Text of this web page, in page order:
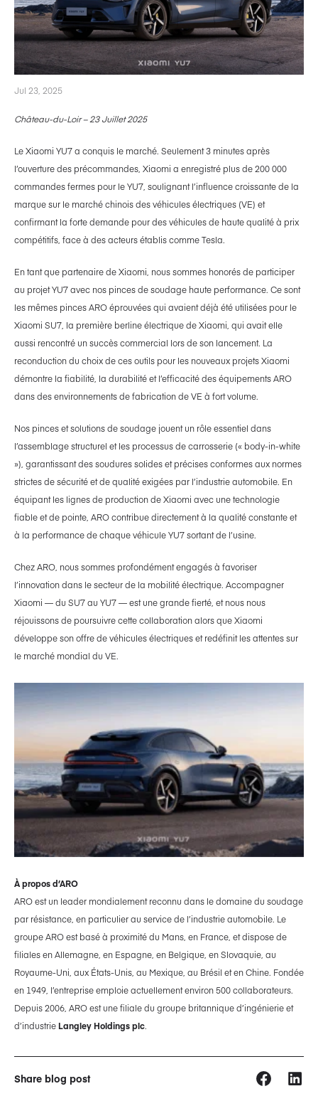
Jul 23, 2025
Château-du-Loir – 23 Juillet 2025
Le Xiaomi YU7 a conquis le marché. Seulement 3 minutes après
l’ouverture des précommandes, Xiaomi a enregistré plus de 200 000
commandes fermes pour le YU7, soulignant l’influence croissante de la
marque sur le marché chinois des véhicules électriques (VE) et
confirmant la forte demande pour des véhicules de haute qualité à prix
compétitifs, face à des acteurs établis comme Tesla.
En tant que partenaire de Xiaomi, nous sommes honorés de participer
au projet YU7 avec nos pinces de soudage haute performance. Ce sont
les mêmes pinces ARO éprouvées qui avaient déjà été utilisées pour le
Xiaomi SU7, la première berline électrique de Xiaomi, qui avait elle
aussi rencontré un succès commercial lors de son lancement. La
reconduction du choix de ces outils pour les nouveaux projets Xiaomi
démontre la fiabilité, la durabilité et l’efficacité des équipements ARO
dans des environnements de fabrication de VE à fort volume.
Nos pinces et solutions de soudage jouent un rôle essentiel dans
l’assemblage structurel et les processus de carrosserie (« body-in-white
»), garantissant des soudures solides et précises conformes aux normes
strictes de sécurité et de qualité exigées par l’industrie automobile. En
équipant les lignes de production de Xiaomi avec une technologie
fiable et de pointe, ARO contribue directement à la qualité constante et
à la performance de chaque véhicule YU7 sortant de l’usine.
Chez ARO, nous sommes profondément engagés à favoriser
l’innovation dans le secteur de la mobilité électrique. Accompagner
Xiaomi — du SU7 au YU7 — est une grande fierté, et nous nous
réjouissons de poursuivre cette collaboration alors que Xiaomi
développe son offre de véhicules électriques et redéfinit les attentes sur
le marché mondial du VE.
À propos d’ARO
ARO est un leader mondialement reconnu dans le domaine du soudage
par résistance, en particulier au service de l’industrie automobile. Le
groupe ARO est basé à proximité du Mans, en France, et dispose de
filiales en Allemagne, en Espagne, en Belgique, en Slovaquie, au
Royaume-Uni, aux États-Unis, au Mexique, au Brésil et en Chine. Fondée
en 1949, l’entreprise emploie actuellement environ 500 collaborateurs.
Depuis 2006, ARO est une filiale du groupe britannique d’ingénierie et
d’industrieLangley Holdings plc.
Share blog post